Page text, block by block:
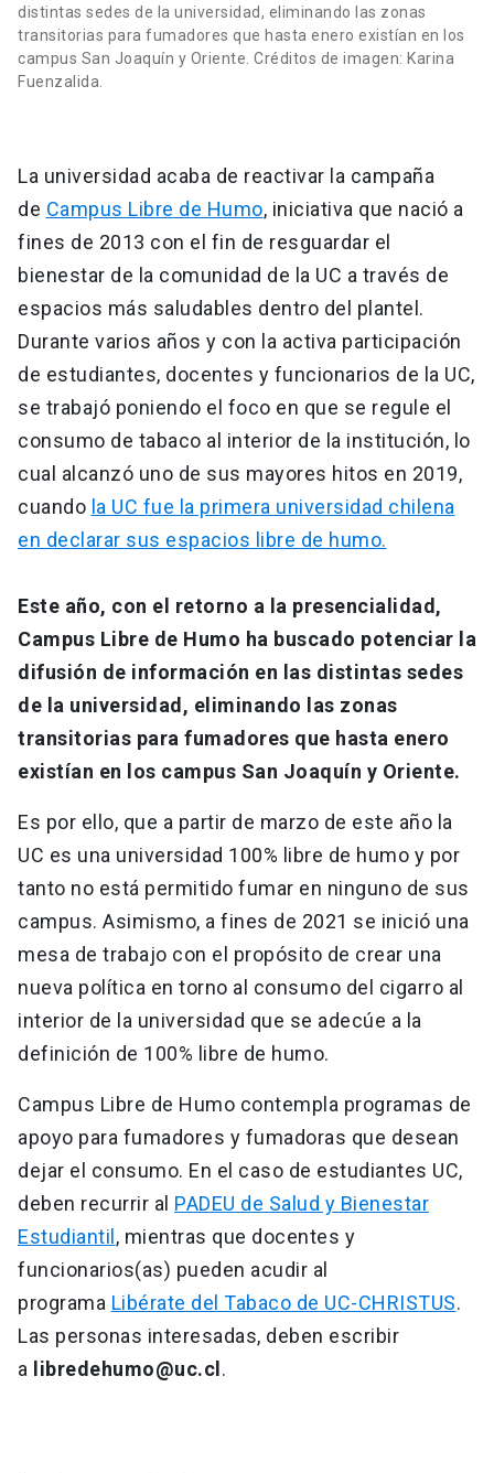
distintas sedes de la universidad, eliminando las zonas
transitorias para fumadores que hasta enero existían en los
campus San Joaquín y Oriente. Créditos de imagen: Karina
Fuenzalida.
La universidad acaba de reactivar la campaña
de Campus Libre de Humo, iniciativa que nació a
fines de 2013 con el fin de resguardar el
bienestar de la comunidad de la UC a través de
espacios más saludables dentro del plantel.
Durante varios años y con la activa participación
de estudiantes, docentes y funcionarios de la UC,
se trabajó poniendo el foco en que se regule el
consumo de tabaco al interior de la institución, lo
cual alcanzó uno de sus mayores hitos en 2019,
cuando la UC fue la primera universidad chilena
en declarar sus espacios libre de humo.
Este año, con el retorno a la presencialidad,
Campus Libre de Humo ha buscado potenciar la
difusión de información en las distintas sedes
de la universidad, eliminando las zonas
transitorias para fumadores que hasta enero
existían en los campus San Joaquín y Oriente.
Es por ello, que a partir de marzo de este año la
UC es una universidad 100% libre de humo y por
tanto no está permitido fumar en ninguno de sus
campus. Asimismo, a fines de 2021 se inició una
mesa de trabajo con el propósito de crear una
nueva política en torno al consumo del cigarro al
interior de la universidad que se adecúe a la
definición de 100% libre de humo.
Campus Libre de Humo contempla programas de
apoyo para fumadores y fumadoras que desean
dejar el consumo. En el caso de estudiantes UC,
deben recurrir al PADEU de Salud y Bienestar
Estudiantil , mientras que docentes y
funcionarios(as) pueden acudir al
programa Libérate del Tabaco de UC-CHRISTUS.
Las personas interesadas, deben escribir
a
libredehumo@uc.cl .